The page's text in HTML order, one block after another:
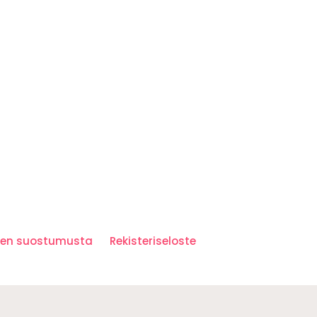
suostumusta Rekisteriseloste